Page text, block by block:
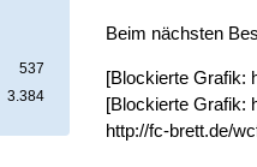
537
3.384
Beim nächsten
[Blockierte Grafik:
[Blockierte Grafik:
http://fc-brett.de/